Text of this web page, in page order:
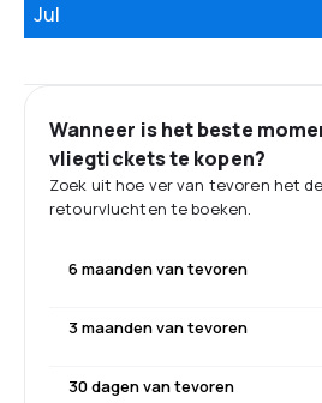
Jul
Wanneer is het beste
vliegtickets te kopen?
Zoek uit hoe ver van tevoren het
retourvluchten te boeken.
6 maanden van tevoren
3 maanden van tevoren
30 dagen van tevoren